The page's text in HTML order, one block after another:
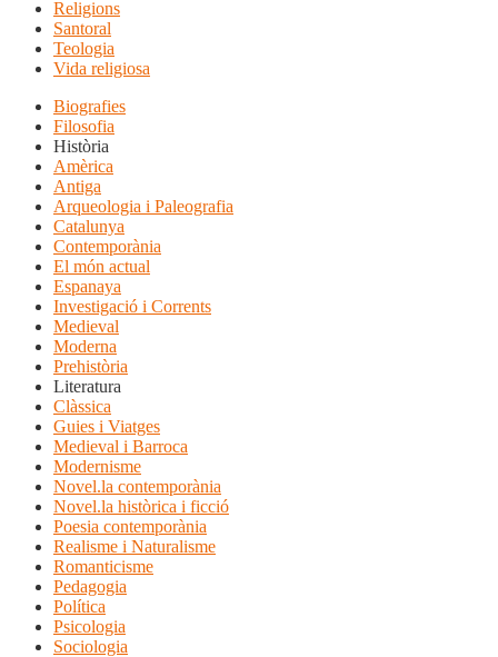
Religions
Santoral
Teologia
Vida religiosa
Biografies
Filosofia
Història
Amèrica
Antiga
Arqueologia i Paleografia
Catalunya
Contemporània
El món actual
Espanaya
Investigació i Corrents
Medieval
Moderna
Prehistòria
Literatura
Clàssica
Guies i Viatges
Medieval i Barroca
Modernisme
Novel.la contemporània
Novel.la històrica i ficció
Poesia contemporània
Realisme i Naturalisme
Romanticisme
Pedagogia
Política
Psicologia
Sociologia